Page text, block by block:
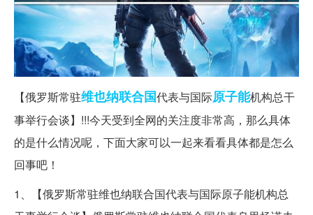
【俄罗斯常驻维也纳联合国代表与国际原子能机构总干
事举行会谈】!!!今天受到全网的关注度非常高，那么具体
的是什么情况呢，下面大家可以一起来看看具体都是怎么
回事吧！
1、【俄罗斯常驻维也纳联合国代表与国际原子能机构总